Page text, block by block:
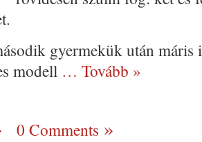
gyermekük után máris
modell … Tovább »
0 Comments